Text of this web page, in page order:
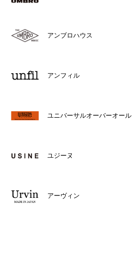
アンブロハウス
アンフィル
ユニバーサルオーバーオール
ユジーヌ
アーヴィン